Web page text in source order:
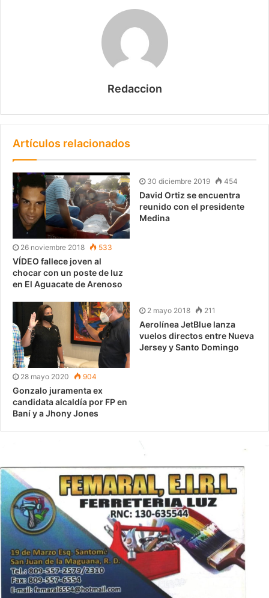
Redaccion
Artículos relacionados
26 noviembre 2018 533
VÍDEO fallece joven al
chocar con un poste de luz
en El Aguacate de Arenoso
30 diciembre 2019 454
David Ortiz se encuentra
reunido con el presidente
Medina
28 mayo 2020 904
Gonzalo juramenta ex
candidata alcaldía por FP en
Baní y a Jhony Jones
2 mayo 2018 211
Aerolínea JetBlue lanza
vuelos directos entre Nueva
Jersey y Santo Domingo